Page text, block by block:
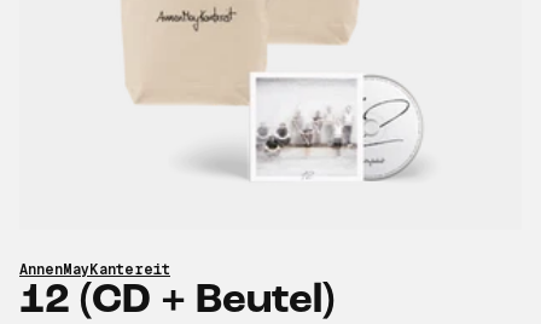
AnnenMayKantereit
12 (CD + Beutel)